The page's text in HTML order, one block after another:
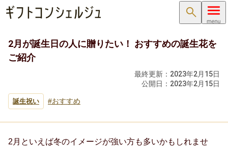
検索
内祝い･お返し
内祝い･お返しTOP
結婚内祝い ( 結婚祝いのお返し )
2月が誕生日の人に贈りたい！ おすすめの誕生花を
ご紹介
最終更新： 2023年2月15日
公開日： 2023年2月15日
誕生祝い おすすめ
2月といえば冬のイメージが強い方も多いかもしれませ